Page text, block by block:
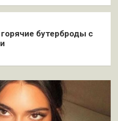
бутерброды с